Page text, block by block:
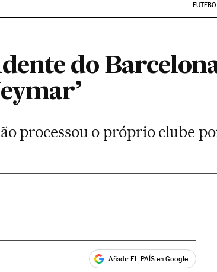
do
processou o próprio clube
Añadir EL PAÍS en Google